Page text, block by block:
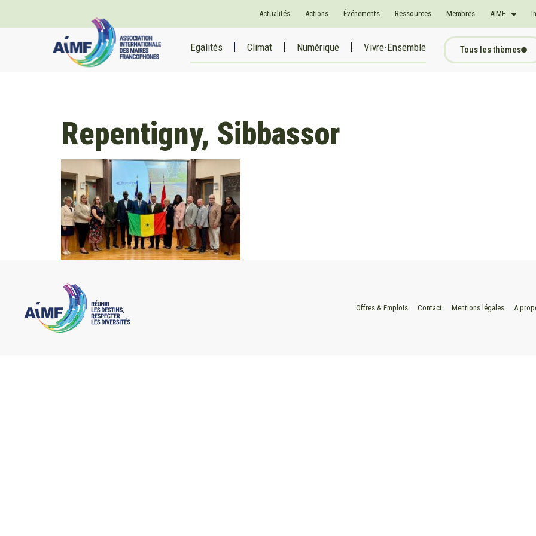
Actualités Actions Événements Ressources Membres AIMF
Egalités Climat Numérique Vivre-Ensemble Tous les thèmes
Repentigny, Sibbassor
Offres & Emplois Contact Mentions légales A